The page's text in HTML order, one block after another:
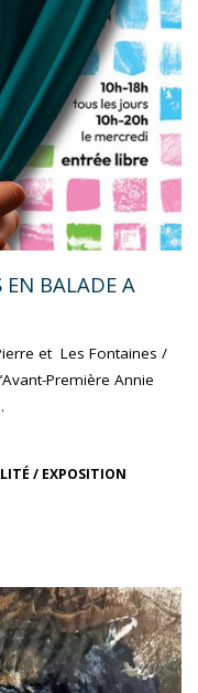
EN BALADE A
et Les Fontaines /
Première Annie
/ EXPOSITION